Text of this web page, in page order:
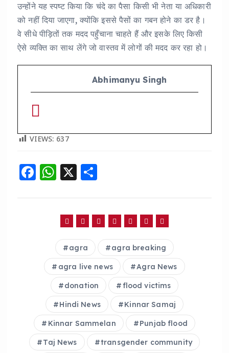
उन्होंने यह स्पष्ट किया कि चंदे का पैसा किसी भी नेता या अधिकारी
को नहीं दिया जाएगा, क्योंकि इससे पैसों का गबन होने का डर है।
वे सीधे पीड़ितों तक मदद पहुँचाना चाहते हैं और इसके लिए किसी
ऐसे व्यक्ति का साथ लेंगे जो वास्तव में लोगों की मदद कर रहा हो।
Abhimanyu Singh
VIEWS: 637
F
c
o
W
a
ts
A
p
p
X
a
re
agra agra breaking
agra live news Agra News
donation flood victims
Hindi News Kinnar Samaj
Kinnar Sammelan Punjab flood
Taj News transgender community